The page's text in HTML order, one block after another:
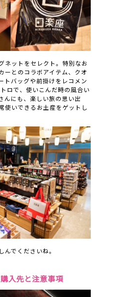
ネットをセレクト。特別なお
ーとのコラボアイテム、クオ
トバッグや前掛けをレコメン
ロで、使いこんだ時の風合い
んにも、楽しい旅の思い出
使いできるお土産をゲットし
でくださいね。
入先と注意事項